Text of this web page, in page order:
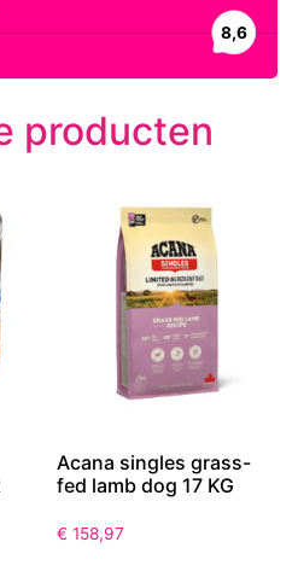
producten
Acana singles grass-
fed lamb dog 17 KG
€ 158,97